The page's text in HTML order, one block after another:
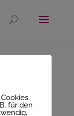
für den